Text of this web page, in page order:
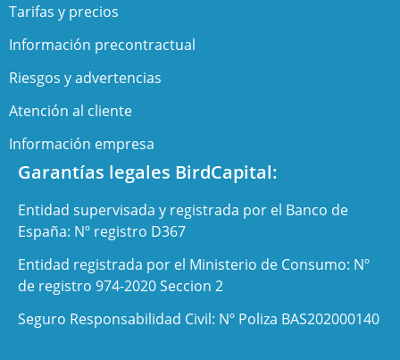
Tarifas y precios
Información precontractual
Riesgos y advertencias
Atención al cliente
Información empresa
Garantías legales BirdCapital:
Entidad supervisada y registrada por el Banco de
España: Nº registro D367
Entidad registrada por el Ministerio de Consumo: Nº
de registro 974-2020 Seccion 2
Seguro Responsabilidad Civil: Nº Poliza BAS202000140